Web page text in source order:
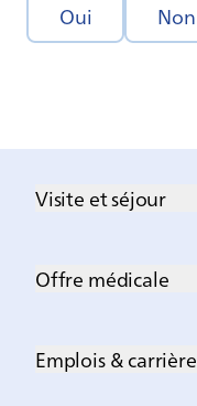
Oui Non
Visite et séjour
Offre médicale
Emplois & carrière